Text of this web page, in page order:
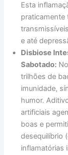
Esta
praticamente
e até
Disbiose
Sabotado:
trilhões de
imunidade,
humor.
artificiais
boas e
desequilíbrio
inflamatórias